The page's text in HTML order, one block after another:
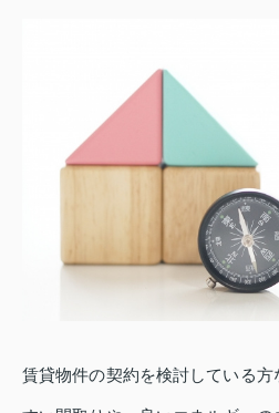
賃貸物件の契約を検討している